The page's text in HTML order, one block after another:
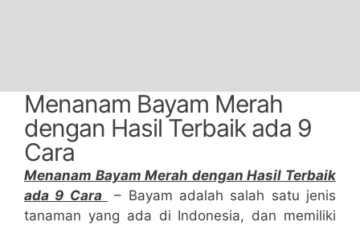
Menanam Bayam Merah
dengan Hasil Terbaik ada 9
Cara
Menanam Bayam Merah dengan Hasil Terbaik
ada 9 Cara
– Bayam adalah salah satu jenis
tanaman yang ada di Indonesia, dan memiliki